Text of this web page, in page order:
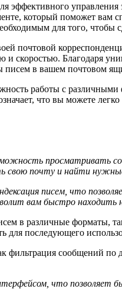
эффективного
который поможет
для того,
почтовой
и скоростью. Благодаря
писем в вашем почтовом
работы с
что вы можете
просматривать
свою почту и найти
писем, что
вам быстро
в различные форматы,
для последующего
фильтрация сообщений по
что позволяет